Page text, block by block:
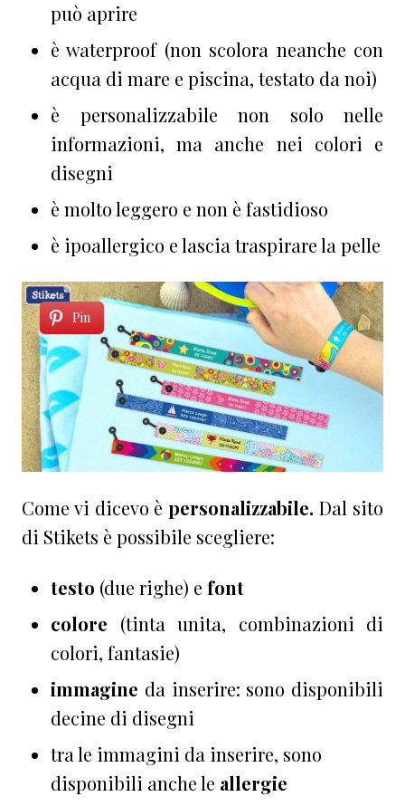
può aprire
è waterproof (non scolora neanche con
acqua di mare e piscina, testato da noi)
è personalizzabile non solo nelle
informazioni, ma anche nei colori e
disegni
è molto leggero e non è fastidioso
è ipoallergico e lascia traspirare la pelle
Pin
Come vi dicevo èpersonalizzabile.Dal sito
di Stikets è possibile scegliere:
testo (due righe) e font
colore (tinta unita, combinazioni di
colori, fantasie)
immagine da inserire: sono disponibili
decine di disegni
tra le immagini da inserire, sono
disponibili anche le allergie